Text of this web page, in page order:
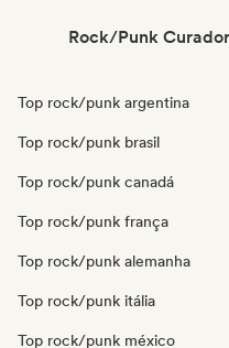
Rock/Punk
Top rock/punk argentina
Top rock/punk brasil
Top rock/punk canadá
Top rock/punk frança
Top rock/punk alemanha
Top rock/punk itália
Top rock/punk méxico